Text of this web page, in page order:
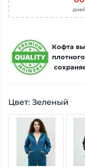
дней
Кофта
Цвет: Зеленый